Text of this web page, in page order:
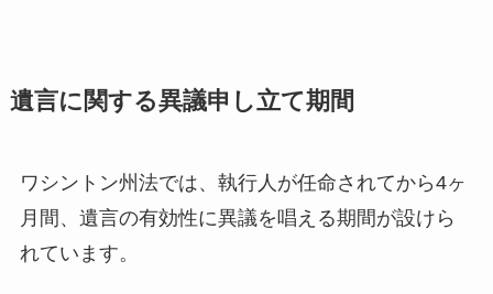
遺言に関する異議申し立て期間
ワシントン州法では、執行人が任命されてから4ヶ
月間、遺言の有効性に異議を唱える期間が設けら
れています。